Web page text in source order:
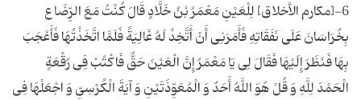
6-[مكارم الأخلاق‏] لِلْعَیْنِ مَعْمَرُ بْنُ خَلَّادٍ قَالَ كُنْتُ مَعَ الرِّضَا ع
بِخُرَاسَانَ عَلَى نَفَقَاتِهِ فَأَمَرَنِی أَنْ أَتَّخِذَ لَهُ غَالِیَةً فَلَمَّا اتَّخَذْتُهَا فَأَعْجَبَ
بِهَا فَنَظَرَ إِلَیْهَا فَقَالَ لِی یَا مَعْمَرُ إِنَّ الْعَیْنَ حَقٌّ فَاكْتُبْ فِی رُقْعَةٍ
الْحَمْدَ لِلَّهِ وَ قُلْ هُوَ اللَّهُ أَحَدٌ وَ الْمُعَوِّذَتَیْنِ وَ آیَةَ الْكُرْسِیِّ وَ اجْعَلْهَا فِی